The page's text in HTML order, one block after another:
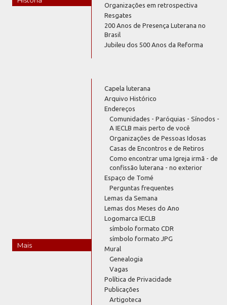
Organizações em retrospectiva
Resgates
200 Anos de Presença Luterana no
Brasil
Jubileu dos 500 Anos da Reforma
Mais
Capela luterana
Arquivo Histórico
Endereços
Comunidades - Paróquias - Sínodos -
A IECLB mais perto de você
Organizações de Pessoas Idosas
Casas de Encontros e de Retiros
Como encontrar uma Igreja irmã - de
confissão luterana - no exterior
Espaço de Tomé
Perguntas frequentes
Lemas da Semana
Lemas dos Meses do Ano
Logomarca IECLB
símbolo formato CDR
símbolo formato JPG
Mural
Genealogia
Vagas
Política de Privacidade
Publicações
Artigoteca